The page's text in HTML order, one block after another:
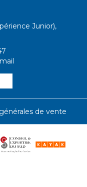
Junior),
de vente